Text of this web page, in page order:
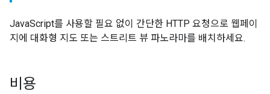
JavaScript를 사용할 필요 없이 간단한 HTTP 요청으로 웹페이
지에 대화형 지도 또는 스트리트 뷰 파노라마를 배치하세요.
비용